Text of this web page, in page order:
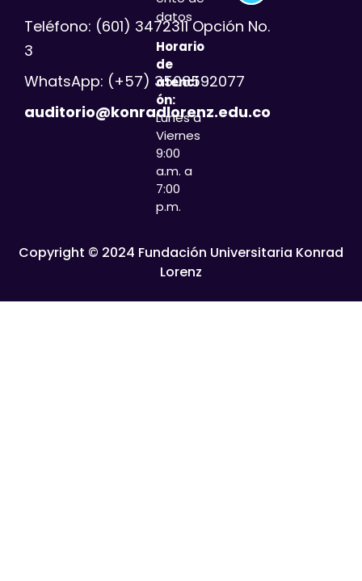
Teléfono: (601) 3472311 Opción No.
3
WhatsApp: (+57) 3508592077
auditorio@konradlorenz.edu.co
datos
Horario
de
atenci
ón:
Lunes a
Viernes
9:00
a.m. a
7:00
p.m.
Copyright © 2024 Fundación Universitaria Konrad
Lorenz